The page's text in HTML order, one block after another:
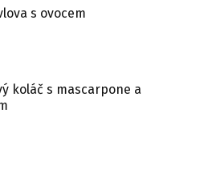
s ovocem
koláč s mascarpone a